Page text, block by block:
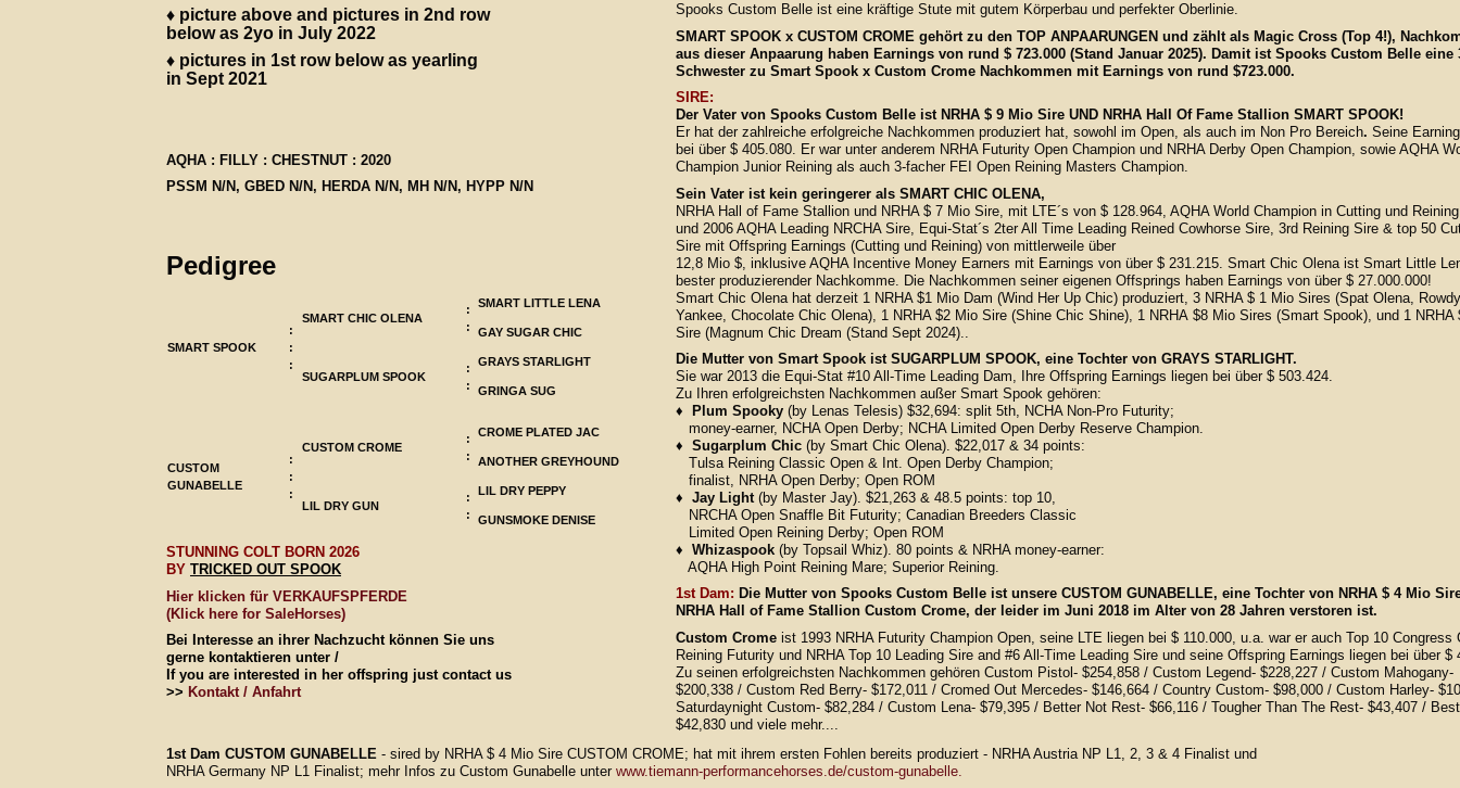
♦ picture above and pictures in 2nd row
below as 2yo in July 2022
♦ pictures in 1st row below as yearling
in Sept 2021
AQHA : FILLY : CHESTNUT : 2020
PSSM N/N, GBED N/N, HERDA N/N, MH N/N, HYPP N/N
Pedigree
SMART SPOOK
:
:
:
SMART CHIC OLENA
:
:
SMART LITTLE LENA
GAY SUGAR CHIC
SUGARPLUM SPOOK
:
:
GRAYS STARLIGHT
GRINGA SUG
CUSTOM
GUNABELLE
:
:
:
CUSTOM CROME
:
:
CROME PLATED JAC
ANOTHER GREYHOUND
LIL DRY GUN
:
:
LIL DRY PEPPY
GUNSMOKE DENISE
STUNNING COLT BORN 2026
BY TRICKED OUT SPOOK
Hier klicken für VERKAUFSPFERDE
(Klick here for SaleHorses)
Bei Interesse an ihrer Nachzucht können Sie uns
gerne kontaktieren unter /
If you are interested in her offspring just contact us
>> Kontakt / Anfahrt
Spooks Custom Belle ist eine kräftige Stute mit gutem Körperbau und perfekter Oberlinie.
SMART SPOOK x CUSTOM CROME gehört zu den TOP ANPAARUNGEN und zählt als Magic Cross (Top 4!),
aus dieser Anpaarung haben Earnings von rund $ 723.000 (Stand Januar 2025). Damit ist Spooks Custom Belle eine
Schwester zu Smart Spook x Custom Crome Nachkommen mit Earnings von rund $723.000.
SIRE:
Der Vater von Spooks Custom Belle ist NRHA $ 9 Mio Sire UND NRHA Hall Of Fame Stallion SMART SPOOK!
Er hat der zahlreiche erfolgreiche Nachkommen produziert hat, sowohl im Open, als auch im Non Pro Bereich. Seine
bei über $ 405.080. Er war unter anderem NRHA Futurity Open Champion und NRHA Derby Open Champion, sowie AQHA
Champion Junior Reining als auch 3-facher FEI Open Reining Masters Champion.
Sein Vater ist kein geringerer als SMART CHIC OLENA,
NRHA Hall of Fame Stallion und NRHA $ 7 Mio Sire, mit LTE´s von $ 128.964, AQHA World Champion in Cutting und
und 2006 AQHA Leading NRCHA Sire, Equi-Stat´s 2ter All Time Leading Reined Cowhorse Sire, 3rd Reining Sire & top 50
Sire mit Offspring Earnings (Cutting und Reining) von mittlerweile über
12,8 Mio $, inklusive AQHA Incentive Money Earners mit Earnings von über $ 231.215. Smart Chic Olena ist Smart Little
bester produzierender Nachkomme. Die Nachkommen seiner eigenen Offsprings haben Earnings von über $ 27.000.000!
Smart Chic Olena hat derzeit 1 NRHA $1 Mio Dam (Wind Her Up Chic) produziert, 3 NRHA $ 1 Mio Sires (Spat Olena, Rowdy
Yankee, Chocolate Chic Olena), 1 NRHA $2 Mio Sire (Shine Chic Shine), 1 NRHA $8 Mio Sires (Smart Spook), und 1 NRHA
Sire (Magnum Chic Dream (Stand Sept 2024)..
Die Mutter von Smart Spook ist SUGARPLUM SPOOK, eine Tochter von GRAYS STARLIGHT.
Sie war 2013 die Equi-Stat #10 All-Time Leading Dam, Ihre Offspring Earnings liegen bei über $ 503.424.
Zu Ihren erfolgreichsten Nachkommen außer Smart Spook gehören:
♦ Plum Spooky (by Lenas Telesis) $32,694: split 5th, NCHA Non-Pro Futurity;
money-earner, NCHA Open Derby; NCHA Limited Open Derby Reserve Champion.
♦ Sugarplum Chic(by Smart Chic Olena). $22,017 & 34 points:
Tulsa Reining Classic Open & Int. Open Derby Champion;
finalist, NRHA Open Derby; Open ROM
♦ Jay Light(by Master Jay). $21,263 & 48.5 points: top 10,
NRCHA Open Snaffle Bit Futurity; Canadian Breeders Classic
Limited Open Reining Derby; Open ROM
♦ Whizaspook(by Topsail Whiz). 80 points & NRHA money-earner:
AQHA High Point Reining Mare; Superior Reining.
1st Dam: Die Mutter von Spooks Custom Belle ist unsere CUSTOM GUNABELLE, eine Tochter von NRHA $ 4 Mio
NRHA Hall of Fame Stallion Custom Crome, der leider im Juni 2018 im Alter von 28 Jahren verstoren ist.
Custom Cromeist 1993 NRHA Futurity Champion Open, seine LTE liegen bei $ 110.000, u.a. war er auch Top 10 Congress
Reining Futurity und NRHA Top 10 Leading Sire and #6 All-Time Leading Sire und seine Offspring Earnings liegen bei über $
Zu seinen erfolgreichsten Nachkommen gehören Custom Pistol- $254,858 / Custom Legend- $228,227 / Custom Mahogany-
$200,338 / Custom Red Berry- $172,011 / Cromed Out Mercedes- $146,664 / Country Custom- $98,000 / Custom Harley-
Saturdaynight Custom- $82,284 / Custom Lena- $79,395 / Better Not Rest- $66,116 / Tougher Than The Rest- $43,407 /
$42,830 und viele mehr....
1st Dam CUSTOM GUNABELLE - sired by NRHA $ 4 Mio Sire CUSTOM CROME; hat mit ihrem ersten Fohlen bereits produziert - NRHA Austria NP L1, 2, 3 & 4 Finalist und
NRHA Germany NP L1 Finalist; mehr Infos zu Custom Gunabelle unter www.tiemann-performancehorses.de/custom-gunabelle.